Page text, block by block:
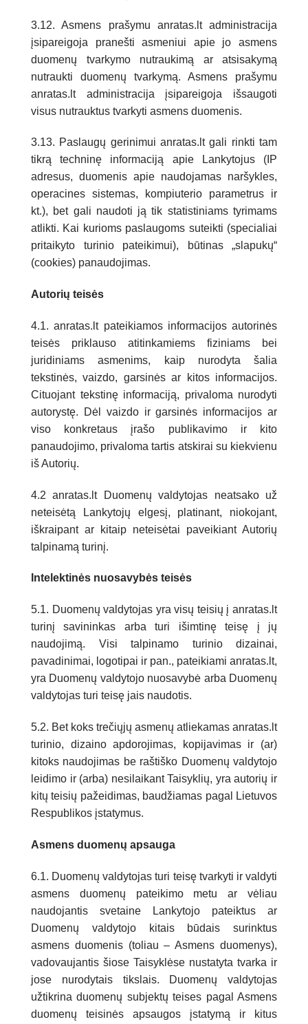
3.12. Asmens prašymu anratas.lt administracija
įsipareigoja pranešti asmeniui apie jo asmens
duomenų tvarkymo nutraukimą ar atsisakymą
nutraukti duomenų tvarkymą. Asmens prašymu
anratas.lt administracija įsipareigoja išsaugoti
visus nutrauktus tvarkyti asmens duomenis.
3.13. Paslaugų gerinimui anratas.lt gali rinkti tam
tikrą techninę informaciją apie Lankytojus (IP
adresus, duomenis apie naudojamas naršykles,
operacines sistemas, kompiuterio parametrus ir
kt.), bet gali naudoti ją tik statistiniams tyrimams
atlikti. Kai kurioms paslaugoms suteikti (specialiai
pritaikyto turinio pateikimui), būtinas „slapukų“
(cookies) panaudojimas.
Autorių teisės
4.1. anratas.lt pateikiamos informacijos autorinės
teisės priklauso atitinkamiems fiziniams bei
juridiniams asmenims, kaip nurodyta šalia
tekstinės, vaizdo, garsinės ar kitos informacijos.
Cituojant tekstinę informaciją, privaloma nurodyti
autorystę. Dėl vaizdo ir garsinės informacijos ar
viso konkretaus įrašo publikavimo ir kito
panaudojimo, privaloma tartis atskirai su kiekvienu
iš Autorių.
4.2 anratas.lt Duomenų valdytojas neatsako už
neteisėtą Lankytojų elgesį, platinant, niokojant,
iškraipant ar kitaip neteisėtai paveikiant Autorių
talpinamą turinį.
Intelektinės nuosavybės teisės
5.1. Duomenų valdytojas yra visų teisių į anratas.lt
turinį savininkas arba turi išimtinę teisę į jų
naudojimą. Visi talpinamo turinio dizainai,
pavadinimai, logotipai ir pan., pateikiami anratas.lt,
yra Duomenų valdytojo nuosavybė arba Duomenų
valdytojas turi teisę jais naudotis.
5.2. Bet koks trečiųjų asmenų atliekamas anratas.lt
turinio, dizaino apdorojimas, kopijavimas ir (ar)
kitoks naudojimas be raštiško Duomenų valdytojo
leidimo ir (arba) nesilaikant Taisyklių, yra autorių ir
kitų teisių pažeidimas, baudžiamas pagal Lietuvos
Respublikos įstatymus.
Asmens duomenų apsauga
6.1. Duomenų valdytojas turi teisę tvarkyti ir valdyti
asmens duomenų pateikimo metu ar vėliau
naudojantis svetaine Lankytojo pateiktus ar
Duomenų valdytojo kitais būdais surinktus
asmens duomenis (toliau – Asmens duomenys),
vadovaujantis šiose Taisyklėse nustatyta tvarka ir
jose nurodytais tikslais. Duomenų valdytojas
užtikrina duomenų subjektų teises pagal Asmens
duomenų teisinės apsaugos įstatymą ir kitus